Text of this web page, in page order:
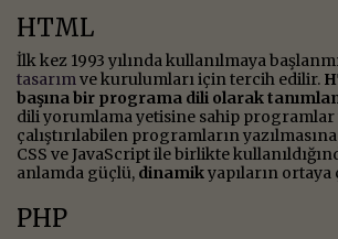
HTML
İlk kez 1993 yılında kullanılmaya
tasarımve kurulumları için tercih edilir.
başına bir programa dili olarak
dili yorumlama yetisine sahip programlar
çalıştırılabilen programların
CSS ve JavaScript ile birlikte
anlamda güçlü, dinamikyapıların ortaya
PHP